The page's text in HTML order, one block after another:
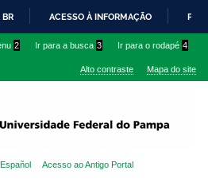
IR
O
ACESSO À INFORMAÇÃO
2 Ir para a busca 3 Ir para o rodapé 4
Alto contraste Mapa do site
Español Acesso ao Antigo Portal